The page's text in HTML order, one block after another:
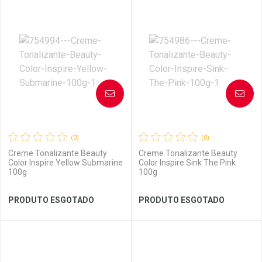
Laboratório
Ver Desconto Convênio
Por Menos Laboratório
Ver Desconto Convênio
Por Menos
(0)
Creme Tonalizante Beauty
Color Inspire Yellow Submarine
100g
PRODUTO ESGOTADO
AVISE-ME
(0)
Creme Tonalizante Beauty
Color Inspire Sink The Pink
100g
PRODUTO ESGOTADO
AVISE-ME